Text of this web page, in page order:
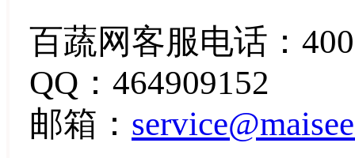
百蔬网客服电话：
QQ：464909152
邮箱：